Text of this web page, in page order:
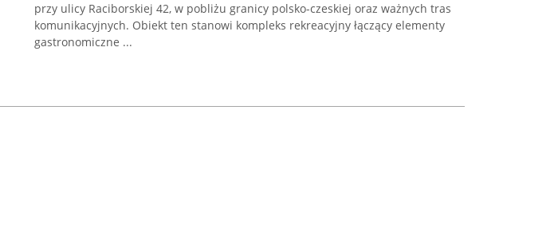
przy ulicy Raciborskiej 42, w pobliżu granicy polsko-czeskiej oraz ważnych tras
komunikacyjnych. Obiekt ten stanowi kompleks rekreacyjny łączący elementy
gastronomiczne ...